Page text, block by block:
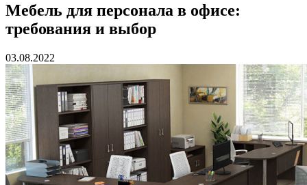
Мебель для персонала в офисе:
требования и выбор
03.08.2022